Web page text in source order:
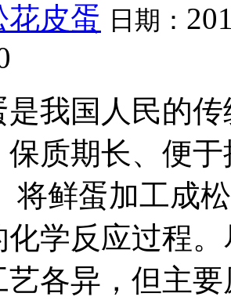
花皮蛋 日期：
是我国人民的
保质期长、便
将鲜蛋加工成
化学反应过程
艺各异，但主